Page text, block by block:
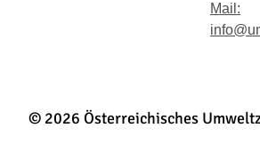
Mail:
© 2026 Österreichisches